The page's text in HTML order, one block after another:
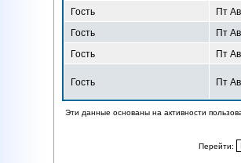
Гость
Пт
Гость
Пт
Гость
Пт
Гость Пт
Эти данные основаны на активности
Перейти: